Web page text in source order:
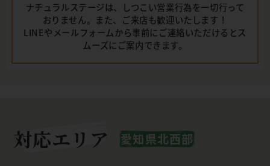
ナチュラルステージは、しつこい営業行為を一切行って
おりません。また、ご来店も歓迎いたします！
LINEやメールフォームから事前にご連絡いただけるとス
ムーズにご案内できます。
対応エリア 愛知県北西部